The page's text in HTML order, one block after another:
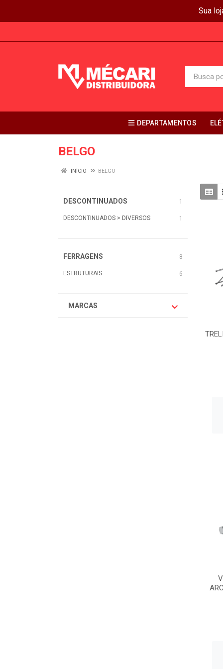
Sua
DEPARTAMENTOS
BELGO
INÍCIO BELGO
DESCONTINUADOS 1
DESCONTINUADOS > DIVERSOS 1
FERRAGENS 8
ESTRUTURAIS 6
MARCAS